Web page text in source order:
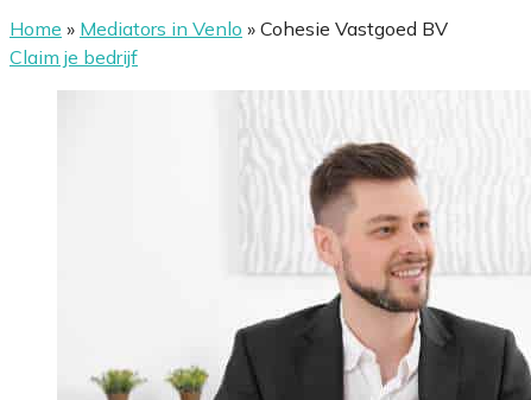
Home » Mediators in Venlo » Cohesie Vastgoed BV
Claim je bedrijf